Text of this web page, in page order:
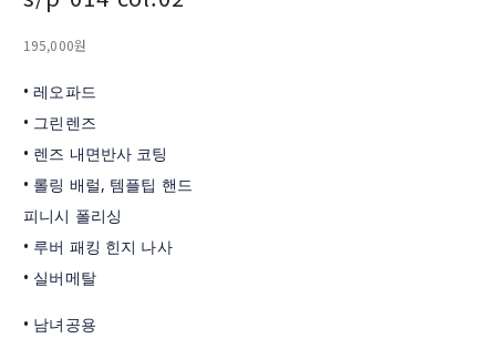
195,000원
• 레오파드
• 그린렌즈
• 렌즈 내면반사 코팅
• 롤링 배럴, 템플팁 핸드
피니시 폴리싱
• 루버 패킹 힌지 나사
• 실버메탈
• 남녀공용